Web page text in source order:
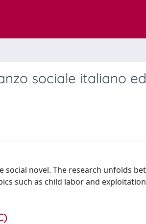
sociale italiano ed
novel. The research unfolds
such as child labor and